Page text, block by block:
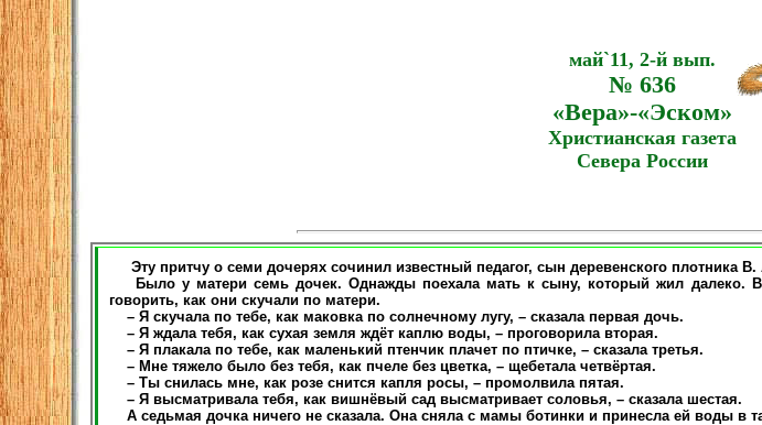
май`11, 2-й вып.
№ 636
«Вера»-«Эском»
Христианская газета
Севера России
Эту притчу о семи дочерях сочинил известный педагог, сын деревенского плотника
Было у матери семь дочек. Однажды поехала мать к сыну, который жил далеко.
говорить, как они скучали по матери.
– Я скучала по тебе, как маковка по солнечному лугу, – сказала первая дочь.
– Я ждала тебя, как сухая земля ждёт каплю воды, – проговорила вторая.
– Я плакала по тебе, как маленький птенчик плачет по птичке, – сказала третья.
– Мне тяжело было без тебя, как пчеле без цветка, – щебетала четвёртая.
– Ты снилась мне, как розе снится капля росы, – промолвила пятая.
– Я высматривала тебя, как вишнёвый сад высматривает соловья, – сказала шестая.
А седьмая дочка ничего не сказала. Она сняла с мамы ботинки и принесла ей воды в